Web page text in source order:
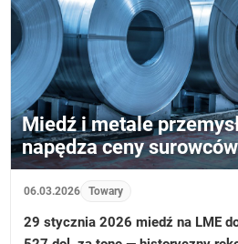
Miedź i metale
napędza ceny surowców
06.03.2026 Towary
29 stycznia 2026 miedź na LME